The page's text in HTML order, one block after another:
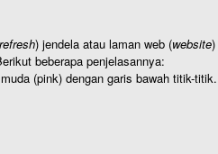
) jendela atau laman web (website
beberapa penjelasannya:
(pink) dengan garis bawah titik-